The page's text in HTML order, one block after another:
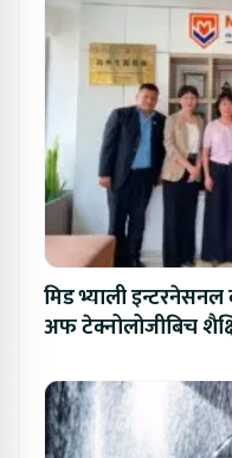
मिड भ्याली
अफ टेक्नोलोजीबिच